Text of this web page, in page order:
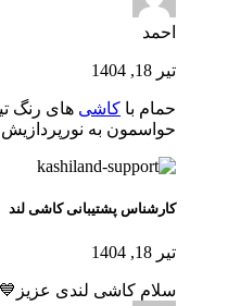
احمد
تیر 18, 1404
حمام‌ با کاشی های رنگ
حواسمون به
کارشناس پشتیبانی کاشی لند
تیر 18, 1404
سلام کاشی لندی